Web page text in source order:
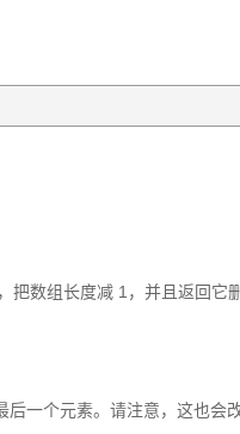
把数组长度减 1，并且返回它
一个元素。请注意，这也会